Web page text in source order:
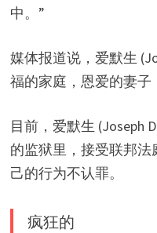
中。”
媒体报道说，爱默生
福的家庭，恩爱的妻子
目前，爱默生 (Joseph
的监狱里，接受联邦
己的行为不认罪。
疯狂的